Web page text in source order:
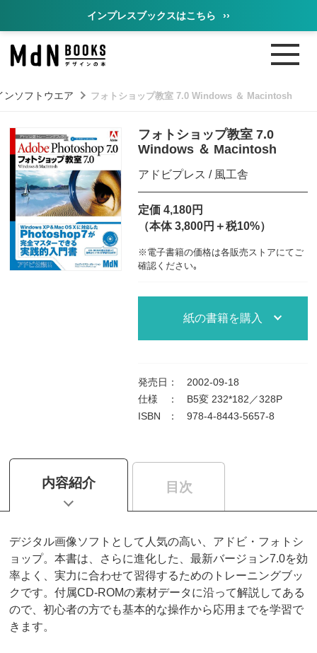
インプレスブックスはこちら ››
ンソフトウエア フォトショップ教室 7.0 Windows ＆ Macintosh
フォトショップ教室 7.0
Windows ＆ Macintosh
アドビプレス / 風工舎
定価 4,180円
（本体 3,800円＋税10%）
※電子書籍の価格は各販売ストアにてご
確認ください｡
紙の書籍を購入
発売日 ：
2002-09-18
仕様
：
B5変 232*182／328P
ISBN
： 978-4-8443-5657-8
内容紹介 目次
デジタル画像ソフトとして人気の高い、アドビ・フォトシ
ョップ。本書は、さらに進化した、最新バージョン7.0を効
率よく、実力に合わせて習得するためのトレーニングブッ
クです。付属CD-ROMの素材データに沿って解説してある
ので、初心者の方でも基本的な操作から応用までを学習で
きます。